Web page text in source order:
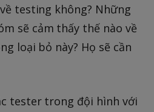
testing không? Những
sẽ cảm thấy thế nào về
loại bỏ này? Họ sẽ cần
tester trong đội hình với